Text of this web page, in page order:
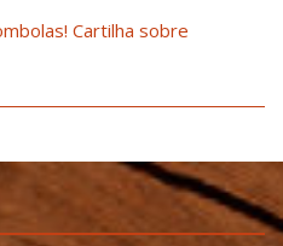
Cartilha sobre